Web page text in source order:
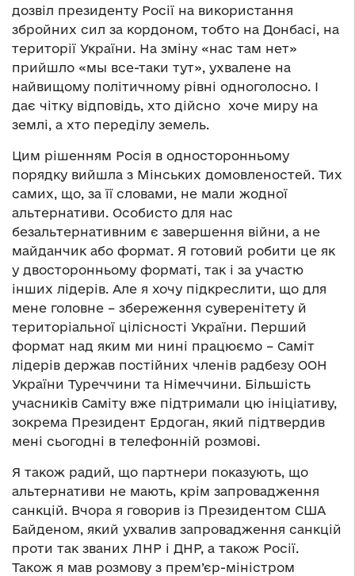
дозвіл президенту Росії на використання
збройних сил за кордоном, тобто на Донбасі, на
території України. На зміну «нас там нет»
прийшло «мы все-таки тут», ухвалене на
найвищому політичному рівні одноголосно. І
дає чітку відповідь, хто дійсно хоче миру на
землі, а хто переділу земель.
Цим рішенням Росія в односторонньому
порядку вийшла з Мінських домовленостей. Тих
самих, що, за її словами, не мали жодної
альтернативи. Особисто для нас
безальтернативним є завершення війни, а не
майданчик або формат. Я готовий робити це як
у двосторонньому форматі, так і за участю
інших лідерів. Але я хочу підкреслити, що для
мене головне – збереження суверенітету й
територіальної цілісності України. Перший
формат над яким ми нині працюємо – Саміт
лідерів держав постійних членів радбезу ООН
України Туреччини та Німеччини. Більшість
учасників Саміту вже підтримали цю ініціативу,
зокрема Президент Ердоган, який підтвердив
мені сьогодні в телефонній розмові.
Я також радий, що партнери показують, що
альтернативи не мають, крім запровадження
санкцій. Вчора я говорив із Президентом США
Байденом, який ухвалив запровадження санкцій
проти так званих ЛНР і ДНР, а також Росії.
Також я мав розмову з прем’єр-міністром